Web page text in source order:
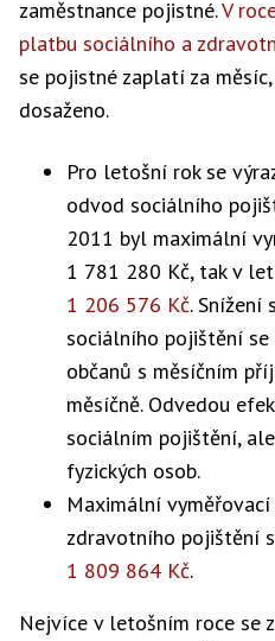
zaměstnance pojistné.V
platbu sociálního a
se pojistné zaplatí za
dosaženo.
Pro letošní rok se
odvod sociálního
2011 byl maximální
1 781 280 Kč, tak v
1 206 576 Kč. Snížení
sociálního pojištění se
občanů s měsíčním
měsíčně. Odvedou
sociálním pojištění,
fyzických osob.
Maximální
zdravotního pojištění
1 809 864 Kč.
Nejvíce v letošním roce se